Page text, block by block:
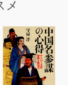
自分の消息を
を訪ねてみる
士が待ってい
の生活を助け
メ